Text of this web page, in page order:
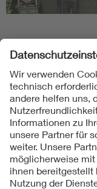
Folgen Sie uns